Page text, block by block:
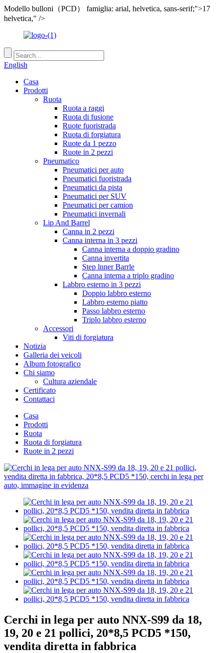
Modello bulloni（PCD） famiglia: arial, helvetica, sans-serif;">17
helvetica," />
English
Casa
Prodotti
Ruota
Ruota a raggi
Ruota di fusione
Ruote fuoristrada
Ruota di forgiatura
Ruote da 1 pezzo
Ruote in 2 pezzi
Pneumatico
Pneumatici per auto
Pneumatici fuoristrada
Pneumatici da pista
Pneumatici per SUV
Pneumatici per camion
Pneumatici invernali
Lip And Barrel
Canna in 2 pezzi
Canna interna in 3 pezzi
Canna interna a doppio gradino
Canna invertita
Step lnner Barrle
Canna interna a triplo gradino
Labbro esterno in 3 pezzi
Doppio labbro esterno
Labbro esterno piatto
Passo labbro esterno
Triplo labbro esterno
Accessori
Viti di forgiatura
Notizia
Galleria dei veicoli
Album fotografico
Chi siamo
Cultura aziendale
Certificato
Contattaci
Casa
Prodotti
Ruota
Ruota di forgiatura
Ruote in 2 pezzi
Cerchi in lega per auto NNX-S99 da 18,
19, 20 e 21 pollici, 20*8,5 PCD5 *150,
vendita diretta in fabbrica